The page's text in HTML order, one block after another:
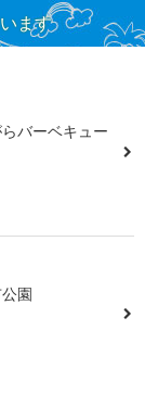
ます
バーベキュー
園